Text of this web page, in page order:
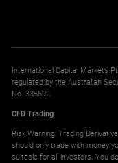
International Capital Markets
regulated by the Australian
No. 335692.
CFD Trading
Risk Warning: Trading
should only trade with money
suitable for all investors. You